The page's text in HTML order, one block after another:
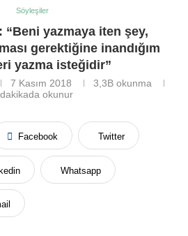
Söyleşiler
“Beni yazmaya iten şey,
gerektiğine inandığım
yazma isteğidir”
7 Kasım 2018 3,3Bokunma
okunur
Facebook Twitter
Whatsapp